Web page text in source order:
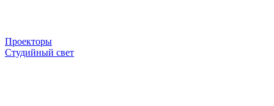
Проекторы
Студийный свет